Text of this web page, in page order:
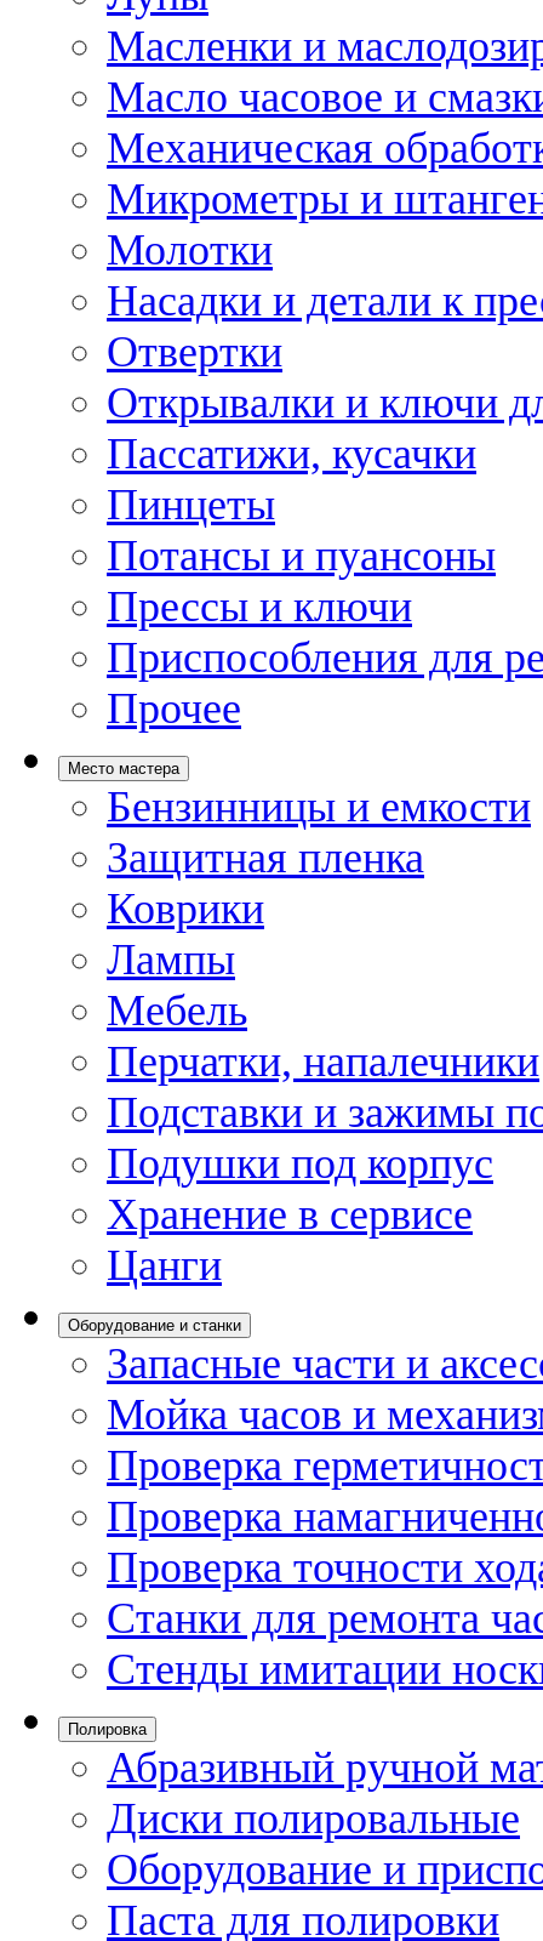
Масленки и
Масло часовое и
Механическая
Микрометры и
Молотки
Насадки и детали к
Отвертки
Открывалки и ключи
Пассатижи, кусачки
Пинцеты
Потансы и пуансоны
Прессы и ключи
Приспособления для
Прочее
Место мастера
Бензинницы и емкости
Защитная пленка
Коврики
Лампы
Мебель
Перчатки, напалечники
Подставки и зажимы
Подушки под корпус
Хранение в сервисе
Цанги
Оборудование и станки
Запасные части и
Мойка часов и
Проверка
Проверка
Проверка точности
Станки для ремонта
Стенды имитации
Полировка
Абразивный ручной
Диски полировальные
Оборудование и
Паста для полировки